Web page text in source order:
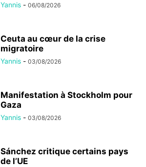
Yannis - 06/08/2026
Ceuta au cœur de la crise
migratoire
Yannis - 03/08/2026
Manifestation à Stockholm pour
Gaza
Yannis - 03/08/2026
Sánchez critique certains pays
de l’UE